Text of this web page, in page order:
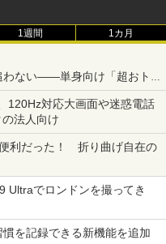
1週間 1カ月
ない――単身向け「超おトク
120Hz対応大画面や迷惑電話
法人向け
利だった！ 折り曲げ自在の
Ultraでロンドンを撮ってき
慣を記録できる新機能を追加